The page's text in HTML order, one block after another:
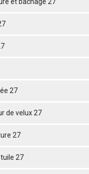
27
de velux 27
27
27